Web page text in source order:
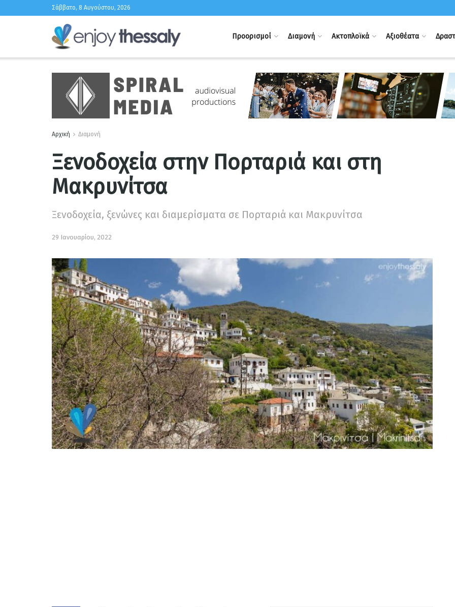
Σάββατο, 8 Αυγούστου, 2026
Προορισμοί Διαμονή Ακτοπλοϊκά Αξιοθέατα
Αρχική Διαμονή
Ξενοδοχεία στην Πορταριά και στη
Μακρυνίτσα
Ξενοδοχεία, ξενώνες και διαμερίσματα σε Πορταριά και Μακρυνίτσα
29 Ιανουαρίου, 2022